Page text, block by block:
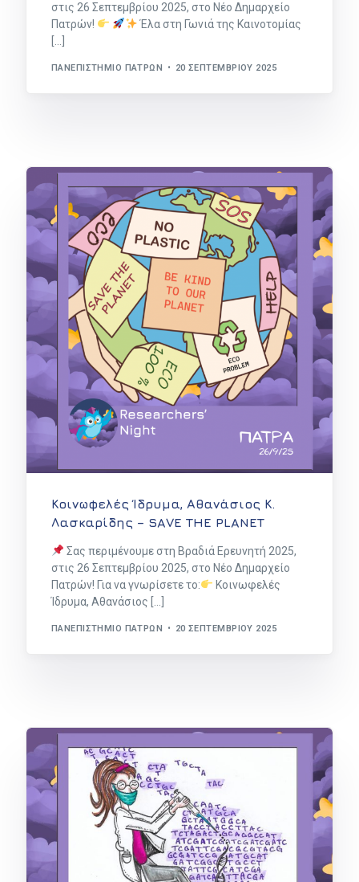
στις 26 Σεπτεμβρίου 2025, στο Νέο Δημαρχείο
Πατρών!
Έλα στη Γωνιά της Καινοτομίας
ΠΑΝΕΠΙΣΤΉΜΙΟ ΠΑΤΡΏΝ 20 ΣΕΠΤΕΜΒΡΊΟΥ 2025
Κοινωφελές Ίδρυμα, Αθανάσιος Κ.
Λασκαρίδης – SAVE THE PLANET
Σας περιμένουμε στη Βραδιά Ερευνητή 2025,
στις 26 Σεπτεμβρίου 2025, στο Νέο Δημαρχείο
Πατρών! Για να γνωρίσετε το:
Κοινωφελές
Ίδρυμα, Αθανάσιος […]
ΠΑΝΕΠΙΣΤΉΜΙΟ ΠΑΤΡΏΝ 20 ΣΕΠΤΕΜΒΡΊΟΥ 2025